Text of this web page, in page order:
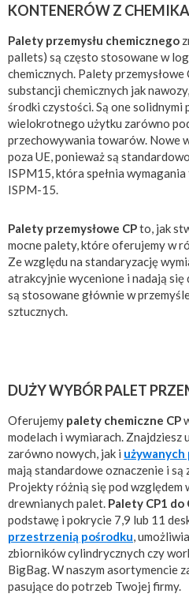
KONTENERÓW Z
Palety przemysłu chemicznego
pallets) są często stosowane w
chemicznych. Palety
substancji chemicznych jak
środki czystości. Są one solidnymi
wielokrotnego użytku zarówno
przechowywania towarów. Nowe
poza UE, ponieważ są
ISPM15, która spełnia
ISPM-15.
Palety przemysłowe CPto, jak
mocne palety, które oferujemy w
Ze względu na standaryzację
atrakcyjnie wycenione i nadają się
są stosowane głównie w
sztucznych.
DUŻY WYBÓR PALET
Oferujemy palety chemiczne CP
modelach i wymiarach. Znajdziesz
zarówno nowych, jak i używanych
mają standardowe oznaczenie i są
Projekty różnią się pod
drewnianych palet. Palety CP1 do
podstawę i pokrycie 7,9 lub 11
przestrzenią pośrodku ,
zbiorników cylindrycznych czy
BigBag. W naszym asortymencie
pasujące do potrzeb Twojej firmy.